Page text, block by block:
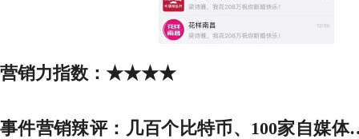
营销力指数： ★★★★
事件营销辣评： 几百个比特币、 100家自媒